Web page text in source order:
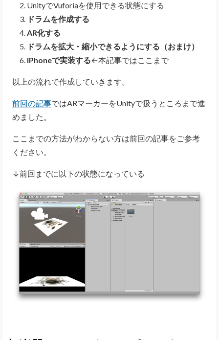
UnityでVuforiaを使用できる状態にする
ドラムを作成する
AR化する
ドラムを拡大・縮小できるようにする（おまけ）
iPhoneで実装する←本記事ではここまで
以上の流れで作成していきます。
前回の記事ではARマーカーをUnityで扱うところまで進
めました。
ここまでの方法がわからない方は前回の記事をご参考
ください。
↓前回までに以下の状態になっている